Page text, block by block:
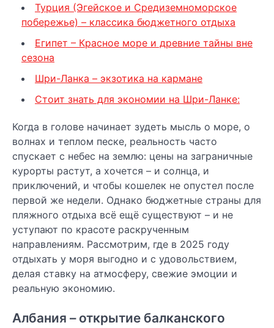
Турция (Эгейское и Средиземноморское
побережье) – классика бюджетного отдыха
Египет – Красное море и древние тайны вне
сезона
Шри-Ланка – экзотика на кармане
Стоит знать для экономии на Шри-Ланке:
Когда в голове начинает зудеть мысль о море, о
волнах и теплом песке, реальность часто
спускает с небес на землю: цены на заграничные
курорты растут, а хочется – и солнца, и
приключений, и чтобы кошелек не опустел после
первой же недели. Однако бюджетные страны для
пляжного отдыха всё ещё существуют – и не
уступают по красоте раскрученным
направлениям. Рассмотрим, где в 2025 году
отдыхать у моря выгодно и с удовольствием,
делая ставку на атмосферу, свежие эмоции и
реальную экономию.
Албания – открытие балканского